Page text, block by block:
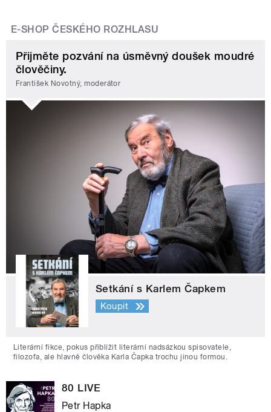
E-SHOP ČESKÉHO ROZHLASU
Přijměte pozvání na úsměvný doušek moudré
člověčiny.
František Novotný, moderátor
Setkání s Karlem Čapkem
Koupit
Literární fikce, pokus přiblížit literární nadsázkou spisovatele,
filozofa, ale hlavně člověka Karla Čapka trochu jinou formou.
80 LIVE
Petr Hapka